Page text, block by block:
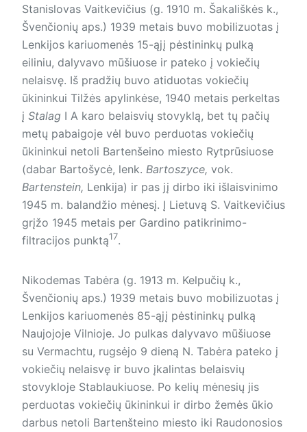
Stanislovas Vaitkevičius (g. 1910 m. Šakališkės k.,
Švenčionių aps.) 1939 metais buvo mobilizuotas į
Lenkijos kariuomenės 15-ąjį pėstininkų pulką
eiliniu, dalyvavo mūšiuose ir pateko į vokiečių
nelaisvę. Iš pradžių buvo atiduotas vokiečių
ūkininkui Tilžės apylinkėse, 1940 metais perkeltas
į Stalag I A karo belaisvių stovyklą, bet tų pačių
metų pabaigoje vėl buvo perduotas vokiečių
ūkininkui netoli Bartenšeino miesto Rytprūsiuose
(dabar Bartošycė, lenk. Bartoszyce, vok.
Bartenstein, Lenkija) ir pas jį dirbo iki išlaisvinimo
1945 m. balandžio mėnesį. Į Lietuvą S. Vaitkevičius
grįžo 1945 metais per Gardino patikrinimo-
filtracijos punktą17.
Nikodemas Tabėra (g. 1913 m. Kelpučių k.,
Švenčionių aps.) 1939 metais buvo mobilizuotas į
Lenkijos kariuomenės 85-ąjį pėstininkų pulką
Naujojoje Vilnioje. Jo pulkas dalyvavo mūšiuose
su Vermachtu, rugsėjo 9 dieną N. Tabėra pateko į
vokiečių nelaisvę ir buvo įkalintas belaisvių
stovykloje Stablaukiuose. Po kelių mėnesių jis
perduotas vokiečių ūkininkui ir dirbo žemės ūkio
darbus netoli Bartenšteino miesto iki Raudonosios